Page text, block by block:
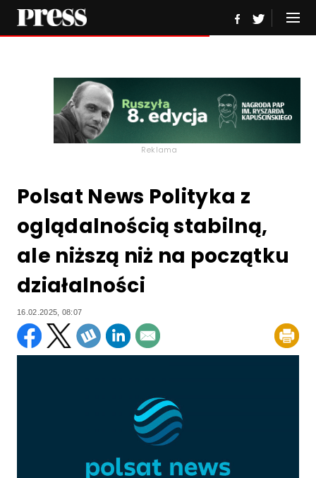
Reklama
Polsat News Polityka z
oglądalnością stabilną,
ale niższą niż na początku
działalności
16.02.2025, 08:07